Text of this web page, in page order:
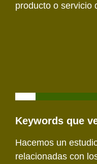
producto o servicio
Keywords que
Hacemos un
relacionadas con